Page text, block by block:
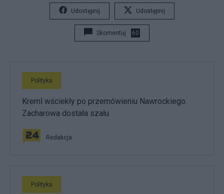
Udostępnij Udostępnij
Skomentuj 60
Polityka
Kreml wściekły po przemówieniu Nawrockiego.
Zacharowa dostała szału
Redakcja
Polityka